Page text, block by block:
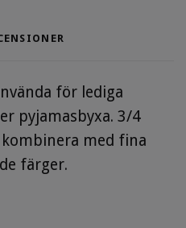
för lediga
pyjamasbyxa. 3/4
med fina
färger.